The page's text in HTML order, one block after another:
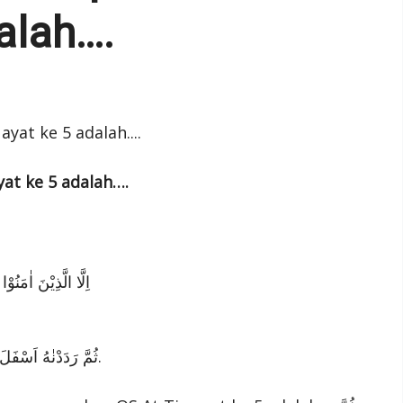
ke 5 adalah….
اِلَّا الَّذِيْنَ
. ثُمَّ رَدَدْنٰهُ اَسْفَلَ سَافِلِيْنَۙ.